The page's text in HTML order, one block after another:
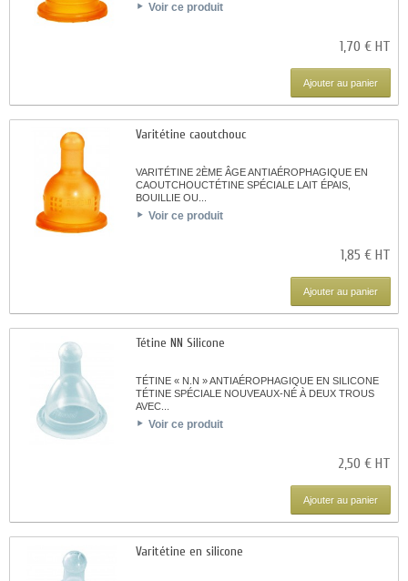
Voir ce produit
1,70 € HT
Ajouter au panier
Varitétine caoutchouc
VARITÉTINE 2ÈME ÂGE ANTIAÉROPHAGIQUE EN
CAOUTCHOUCTÉTINE SPÉCIALE LAIT ÉPAIS,
BOUILLIE OU...
Voir ce produit
1,85 € HT
Ajouter au panier
Tétine NN Silicone
TÉTINE « N.N » ANTIAÉROPHAGIQUE EN SILICONE
TÉTINE SPÉCIALE NOUVEAUX-NÉ À DEUX TROUS
AVEC...
Voir ce produit
2,50 € HT
Ajouter au panier
Varitétine en silicone